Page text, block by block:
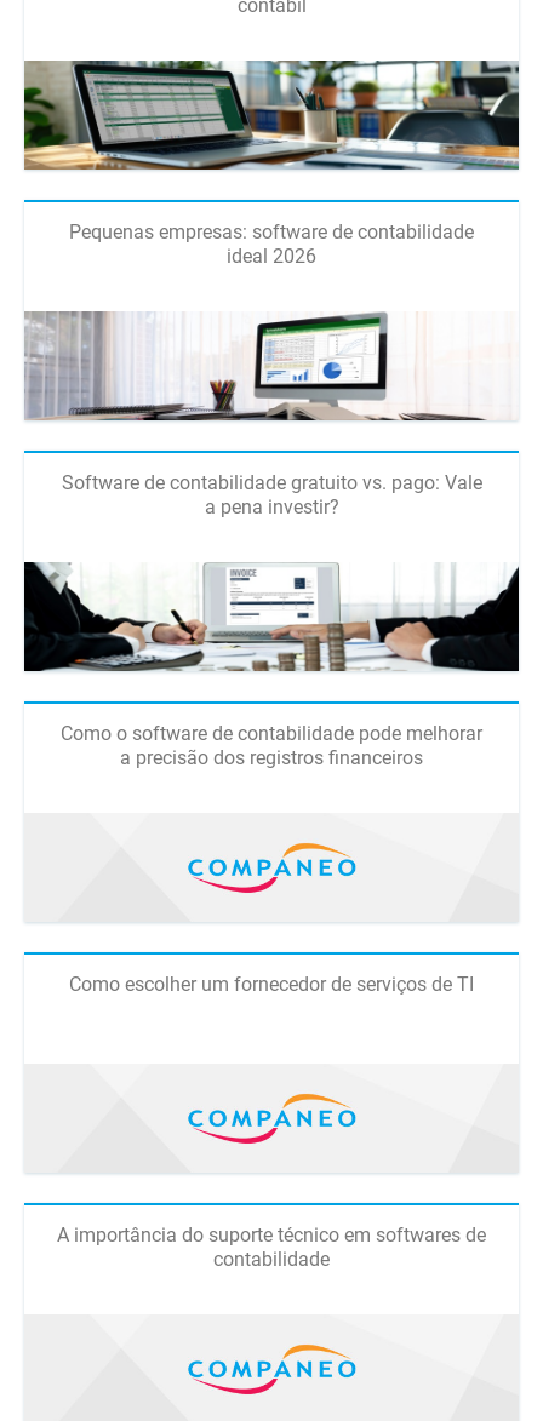
contábil
Pequenas empresas: software de contabilidade
ideal 2026
Software de contabilidade gratuito vs. pago: Vale
a pena investir?
Como o software de contabilidade pode melhorar
a precisão dos registros financeiros
Como escolher um fornecedor de serviços de TI
A importância do suporte técnico em softwares de
contabilidade